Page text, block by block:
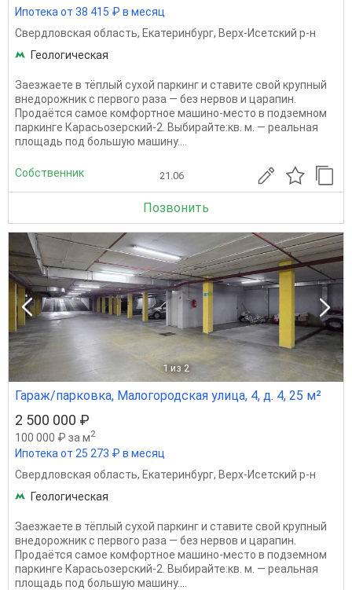
Ипотека от 38 415 ₽ в месяц
Свердловская область, Екатеринбург, Верх-Исетский р-н
Геологическая
Заезжаете в тёплый сухой паркинг и ставите свой крупный
внедорожник с первого раза — без нервов и царапин.
Продаётся самое комфортное машино-место в подземном
паркинге Карасьозерский-2. Выбирайте:кв. м. — реальная
площадь под большую машину....
Собственник 21.06
Позвонить
1 из 2
Гараж/парковка, Малогородская улица, 4, д. 4, 25 м²
2 500 000 ₽
100 000 ₽ за м2
Ипотека от 25 273 ₽ в месяц
Свердловская область, Екатеринбург, Верх-Исетский р-н
Геологическая
Заезжаете в тёплый сухой паркинг и ставите свой крупный
внедорожник с первого раза — без нервов и царапин.
Продаётся самое комфортное машино-место в подземном
паркинге Карасьозерский-2. Выбирайте:кв. м. — реальная
площадь под большую машину....